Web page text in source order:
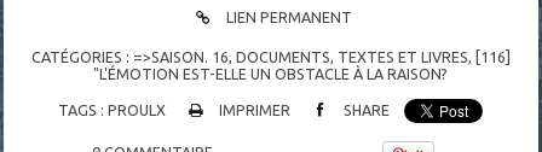
LIEN PERMANENT
CATÉGORIES : =>SAISON. 16 DOCUMENTS TEXTES ET LIVRES
[116]
"L'ÉMOTION EST-ELLE UN OBSTACLE À LA RAISON?
TAGS :PROULX IMPRIMER SHARE